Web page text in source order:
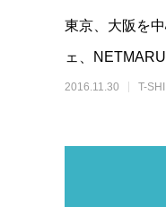
東京、大阪を
ェ、
プリントを
2016.11.30 T-